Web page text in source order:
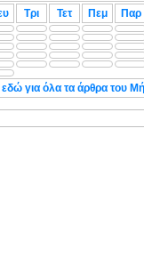
Τρι Τετ Πεμ Παρ
εδώ για όλα τα άρθρα του